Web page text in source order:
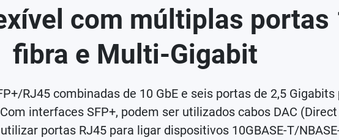
com múltiplas portas
fibra e Multi-Gigabit
RJ45 combinadas de 10 GbE e seis portas de 2,5
interfaces SFP+, podem ser utilizados cabos DAC
portas RJ45 para ligar dispositivos 10GBASE-T/